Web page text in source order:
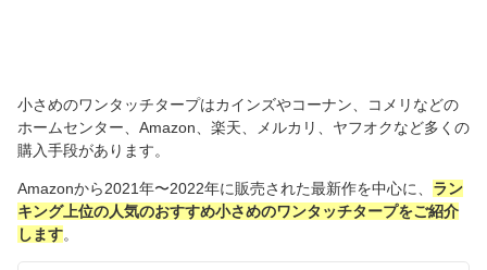
小さめのワンタッチタープはカインズやコーナン、コメリなどの
ホームセンター、Amazon、楽天、メルカリ、ヤフオクなど多くの
購入手段があります。
Amazonから2021年〜2022年に販売された最新作を中心に、 ラン
キング上位の人気のおすすめ小さめのワンタッチタープをご紹介
します。